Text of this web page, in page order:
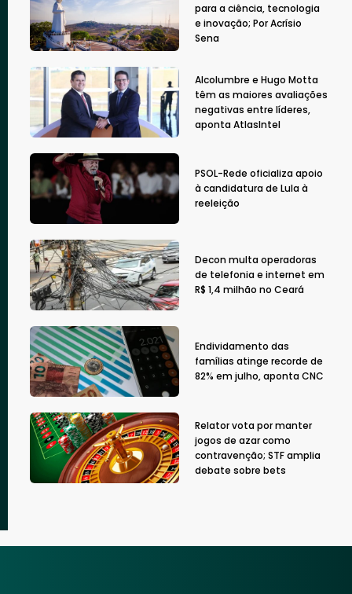
para a ciência, tecnologia
e inovação; Por Acrísio
Sena
Alcolumbre e Hugo Motta
têm as maiores avaliações
negativas entre líderes,
aponta AtlasIntel
PSOL-Rede oficializa apoio
à candidatura de Lula à
reeleição
Decon multa operadoras
de telefonia e internet em
R$ 1,4 milhão no Ceará
Endividamento das
famílias atinge recorde de
82% em julho, aponta CNC
Relator vota por manter
jogos de azar como
contravenção; STF amplia
debate sobre bets